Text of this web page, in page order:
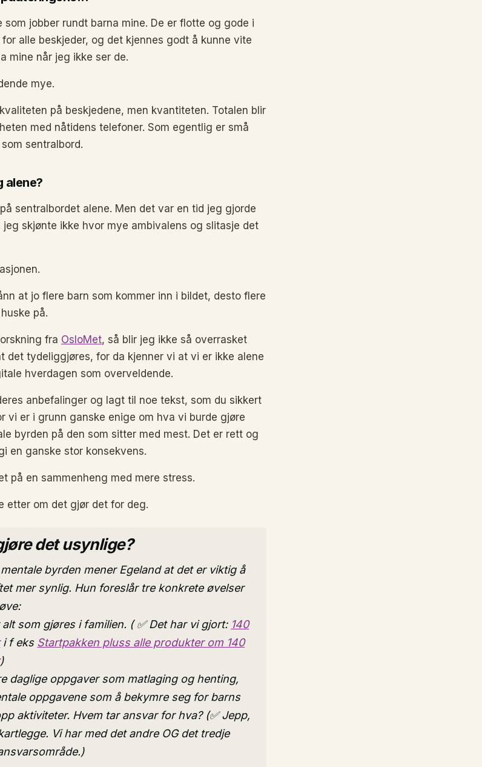
jobber rundt barna mine. De er flotte og gode i
alle beskjeder, og det kjennes godt å kunne vite
mine når jeg ikke ser de.
mye.
på beskjedene, men kvantiteten. Totalen blir
med nåtidens telefoner. Som egentlig er små
sentralbord.
alene?
sentralbordet alene. Men det var en tid jeg gjorde
skjønte ikke hvor mye ambivalens og slitasje det
at jo flere barn som kommer inn i bildet, desto flere
på.
fra OsloMet, så blir jeg ikke så overrasket
det tydeliggjøres, for da kjenner vi at vi er ikke alene
hverdagen som overveldende.
anbefalinger og lagt til noe tekst, som du sikkert
vi er i grunn ganske enige om hva vi burde gjøre
byrden på den som sitter med mest. Det er rett og
en ganske stor konsekvens.
på en sammenheng med mere stress.
etter om det gjør det for deg.
det usynlige?
byrden mener Egeland at det er viktig å
mer synlig. Hun foreslår tre konkrete øvelser
som gjøres i familien. ( ✅ Det har vi gjort: 140
i f eks Startpakken pluss alle produkter om 140
)
daglige oppgaver som matlaging og henting,
oppgavene som å bekymre seg for barns
aktiviteter. Hvem tar ansvar for hva? (✅ Jepp,
Vi har med det andre OG det tredje